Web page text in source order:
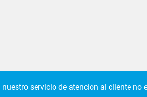
nuestro servicio de atención al cliente no